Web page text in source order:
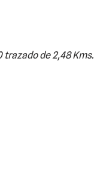
trazado de 2,48 Kms.